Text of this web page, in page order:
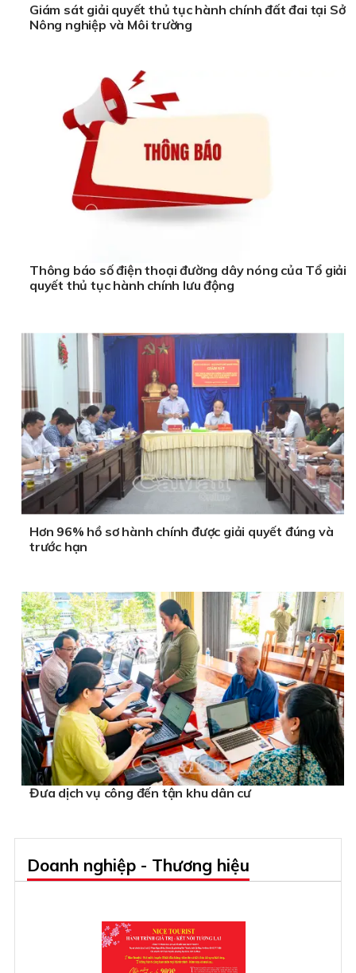
Giám sát giải quyết thủ tục hành chính đất đai tại Sở
Nông nghiệp và Môi trường
Thông báo số điện thoại đường dây nóng của Tổ giải
quyết thủ tục hành chính lưu động
Hơn 96% hồ sơ hành chính được giải quyết đúng và
trước hạn
Đưa dịch vụ công đến tận khu dân cư
Doanh nghiệp - Thương hiệu